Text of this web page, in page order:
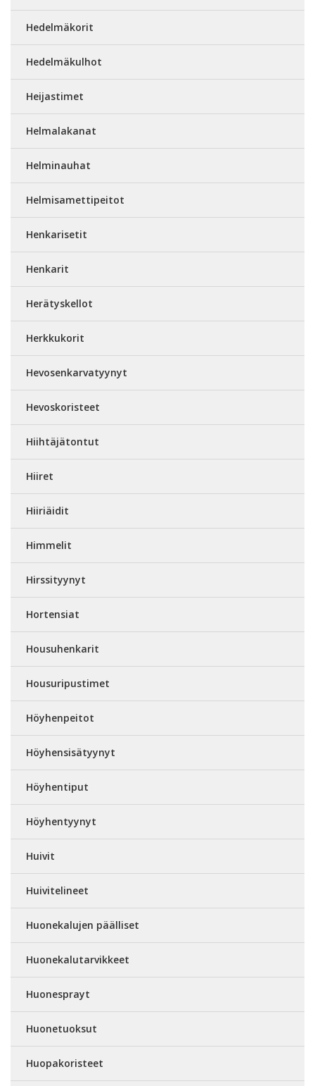
Hedelmäkorit
Hedelmäkulhot
Heijastimet
Helmalakanat
Helminauhat
Helmisamettipeitot
Henkarisetit
Henkarit
Herätyskellot
Herkkukorit
Hevosenkarvatyynyt
Hevoskoristeet
Hiihtäjätontut
Hiiret
Hiiriäidit
Himmelit
Hirssityynyt
Hortensiat
Housuhenkarit
Housuripustimet
Höyhenpeitot
Höyhensisätyynyt
Höyhentiput
Höyhentyynyt
Huivit
Huivitelineet
Huonekalujen päälliset
Huonekalutarvikkeet
Huonesprayt
Huonetuoksut
Huopakoristeet